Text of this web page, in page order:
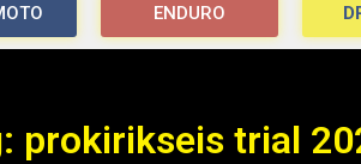
ENDURO
prokirikseis trial